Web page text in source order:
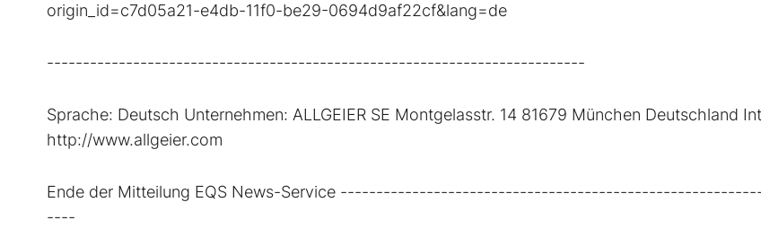
origin_id=c7d05a21-e4db-11f0-be29-0694d9af22cf&lang=de
---------------------------------------------------------------------------
Sprache: Deutsch Unternehmen: ALLGEIER SE Montgelasstr. 14 81679 München Deutschland
http://www.allgeier.com
Ende der Mitteilung EQS News-Service
----